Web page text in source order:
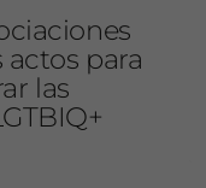
para
las